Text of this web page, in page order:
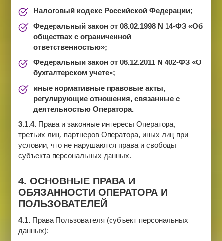
Налоговый кодекс Российской Федерации;
Федеральный закон от 08.02.1998 N 14-ФЗ «Об
обществах с ограниченной
ответственностью»;
Федеральный закон от 06.12.2011 N 402-ФЗ «О
бухгалтерском учете»;
иные нормативные правовые акты,
регулирующие отношения, связанные с
деятельностью Оператора.
3.1.4. Права и законные интересы Оператора,
третьих лиц, партнеров Оператора, иных лиц при
условии, что не нарушаются права и свободы
субъекта персональных данных.
4. ОСНОВНЫЕ ПРАВА И
ОБЯЗАННОСТИ ОПЕРАТОРА И
ПОЛЬЗОВАТЕЛЕЙ
4.1. Права Пользователя (субъект персональных
данных):